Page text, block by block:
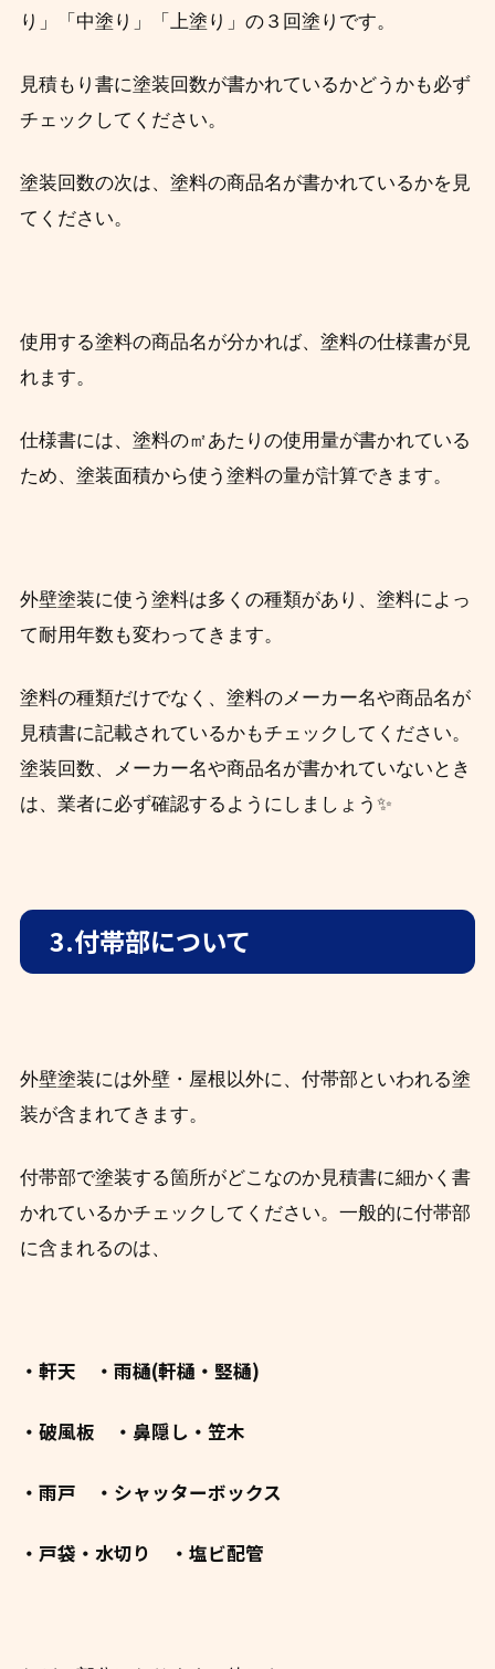
り」「中塗り」「上塗り」の３回塗りです。
見積もり書に塗装回数が書かれているかどうかも必ず
チェックしてください。
塗装回数の次は、塗料の商品名が書かれているかを見
てください。
使用する塗料の商品名が分かれば、塗料の仕様書が見
れます。
仕様書には、塗料の㎡あたりの使用量が書かれている
ため、塗装面積から使う塗料の量が計算できます。
外壁塗装に使う塗料は多くの種類があり、塗料によっ
て耐用年数も変わってきます。
塗料の種類だけでなく、塗料のメーカー名や商品名が
見積書に記載されているかもチェックしてください。
塗装回数、メーカー名や商品名が書かれていないとき
は、業者に必ず確認するようにしましょう✨
3.付帯部について
外壁塗装には外壁・屋根以外に、付帯部といわれる塗
装が含まれてきます。
付帯部で塗装する箇所がどこなのか見積書に細かく書
かれているかチェックしてください。 一般的に付帯部
に含まれるのは、
・軒天 ・雨樋(軒樋・竪樋)
・破風板 ・鼻隠し・笠木
・雨戸 ・シャッターボックス
・戸袋・水切り ・塩ビ配管